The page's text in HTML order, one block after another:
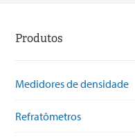
Produtos
Medidores de densidade
Refratômetros